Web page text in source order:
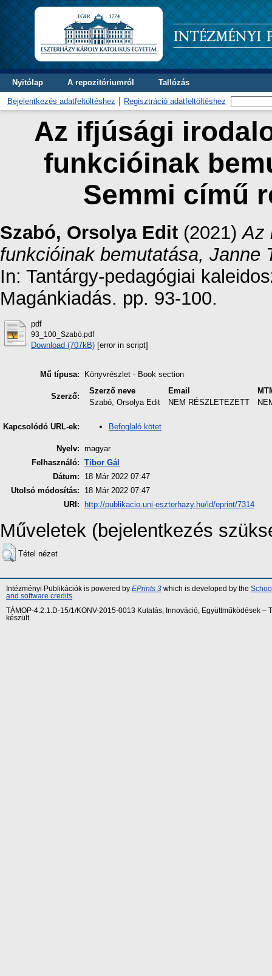
Nyitólap A repozitóriumról Tallózás
Bejelentkezés adatfeltöltéshez Regisztráció adatfeltöltéshez
Az ifjúsági
funkcióinak
Semmi című
Szabó, Orsolya Edit (2021)Az
funkcióinak bemutatása, Janne
In: Tantárgy-pedagógiai
Magánkiadás. pp. 93-100.
pdf
93_100_Szabó.pdf
Download (707kB) [error in script]
Mű típusa: Könyvrészlet - Book section
Szerző:
Szerző neve Email
Szabó, Orsolya Edit
NEM RÉSZLETEZETT
Kapcsolódó URL-ek: Befoglaló kötet
Nyelv: magyar
Felhasználó: Tibor Gál
Dátum:
18 Már 2022 07:47
Utolsó módosítás:
18 Már 2022 07:47
URI:
http://publikacio.uni-eszterhazy.hu/id/eprint/7314
Műveletek (bejelentkezés
Tétel nézet
Intézményi Publikációk is powered by EPrints 3 which is developed by the
and software credits
TÁMOP-4.2.1.D-15/1/KONV-2015-0013 Kutatás, Innováció, Együttműködések
készült.